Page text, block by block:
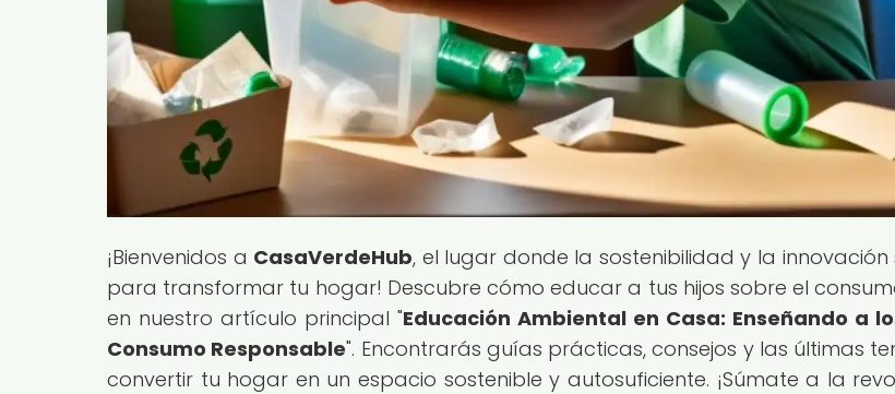
¡Bienvenidos a CasaVerdeHub, el lugar donde la sostenibilidad y la innovación
para transformar tu hogar! Descubre cómo educar a tus hijos sobre el
en nuestro artículo principal "Educación Ambiental en Casa: Enseñando a
Consumo Responsable". Encontrarás guías prácticas, consejos y las últimas
convertir tu hogar en un espacio sostenible y autosuficiente. ¡Súmate a la